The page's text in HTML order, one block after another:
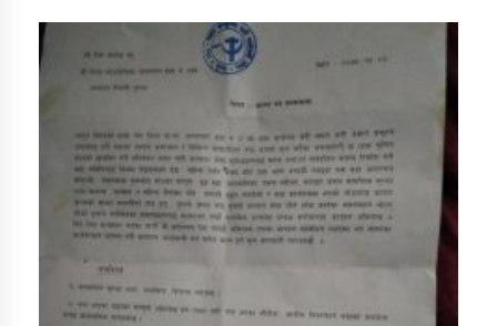
डिभिजन कार्यालय जुम्लाको सुचना सन्देश
कर्णाली प्रविधि शिक्षालय जुम्लाको सुचना